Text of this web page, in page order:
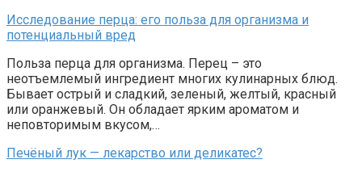
Исследование перца: его польза для организма и
потенциальный вред
Польза перца для организма. Перец – это
неотъемлемый ингредиент многих кулинарных блюд.
Бывает острый и сладкий, зеленый, желтый, красный
или оранжевый. Он обладает ярким ароматом и
неповторимым вкусом,…
Печёный лук — лекарство или деликатес?